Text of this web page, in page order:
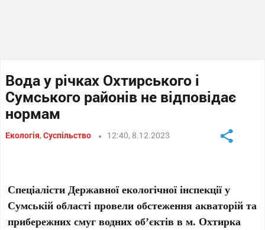
Вода у річках Охтирського і
Сумського районів не відповідає
нормам
Екологія,Суспільство 12:40, 8.12.2023
Спеціалісти Державної екологічної інспекції у
Сумській області провели обстеження акваторій та
прибережних смуг водних об’єктів в м. Охтирка